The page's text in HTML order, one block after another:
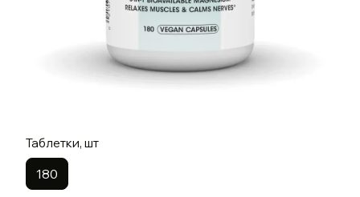
Таблетки, шт
180